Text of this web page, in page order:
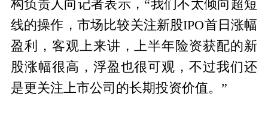
构负责人向记者表示，“我们不太倾向超短
线的操作，市场比较关注新股IPO首日涨幅
盈利，客观上来讲，上半年险资获配的新
股涨幅很高，浮盈也很可观，不过我们还
是更关注上市公司的长期投资价值。”